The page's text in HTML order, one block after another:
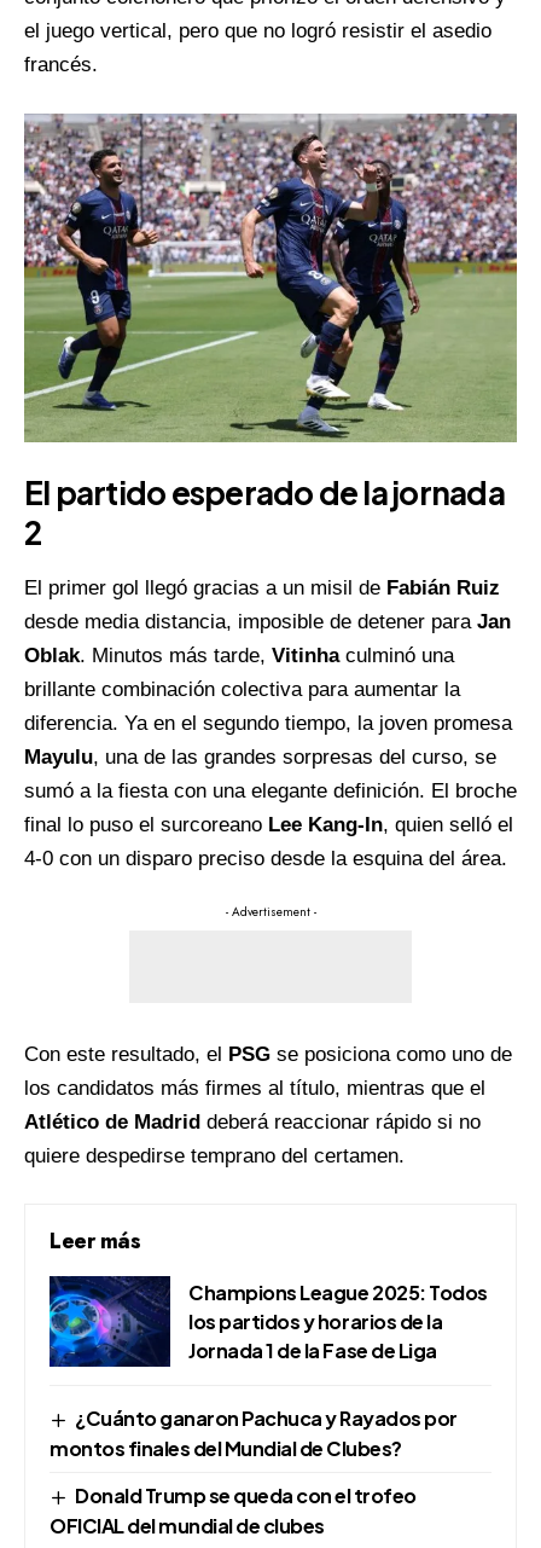
el juego vertical, pero que no logró resistir el asedio
francés.
El partido esperado de la jornada
2
El primer gol llegó gracias a un misil de Fabián Ruiz
desde media distancia, imposible de detener para Jan
Oblak. Minutos más tarde, Vitinhaculminó una
brillante combinación colectiva para aumentar la
diferencia. Ya en el segundo tiempo, la joven promesa
Mayulu, una de las grandes sorpresas del curso, se
sumó a la fiesta con una elegante definición. El broche
final lo puso el surcoreano Lee Kang-In, quien selló el
4-0 con un disparo preciso desde la esquina del área.
- Advertisement -
Con este resultado, el PSG se posiciona como uno de
los candidatos más firmes al título, mientras que el
Atlético de Madrid deberá reaccionar rápido si no
quiere despedirse temprano del certamen.
Leer más
Champions League 2025: Todos
los partidos y horarios de la
Jornada 1 de la Fase de Liga
¿Cuánto ganaron Pachuca y Rayados por
montos finales del Mundial de Clubes?
Donald Trump se queda con el trofeo
OFICIAL del mundial de clubes